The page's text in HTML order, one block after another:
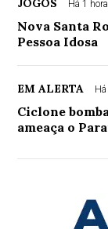
JOGOS Há 1 hora
Nova Santa
Pessoa Idosa
EM ALERTA
Ciclone
ameaça o